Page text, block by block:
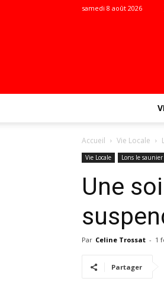
samedi 8 août 2026
Accueil Vie Locale
Vie Locale Lons le saunier
Une
Par Celine Trossat - 1
Partager